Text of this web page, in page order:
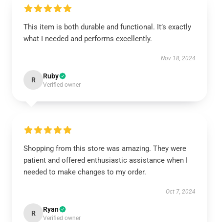
This item is both durable and functional. It’s exactly
what I needed and performs excellently.
Nov 18, 2024
R Ruby
Verified owner
Shopping from this store was amazing. They were
patient and offered enthusiastic assistance when I
needed to make changes to my order.
Oct 7, 2024
R Ryan
Verified owner